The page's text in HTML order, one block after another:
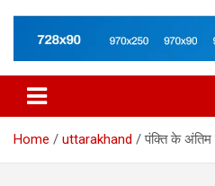
Home uttarakhand पंक्ति के अंतिम